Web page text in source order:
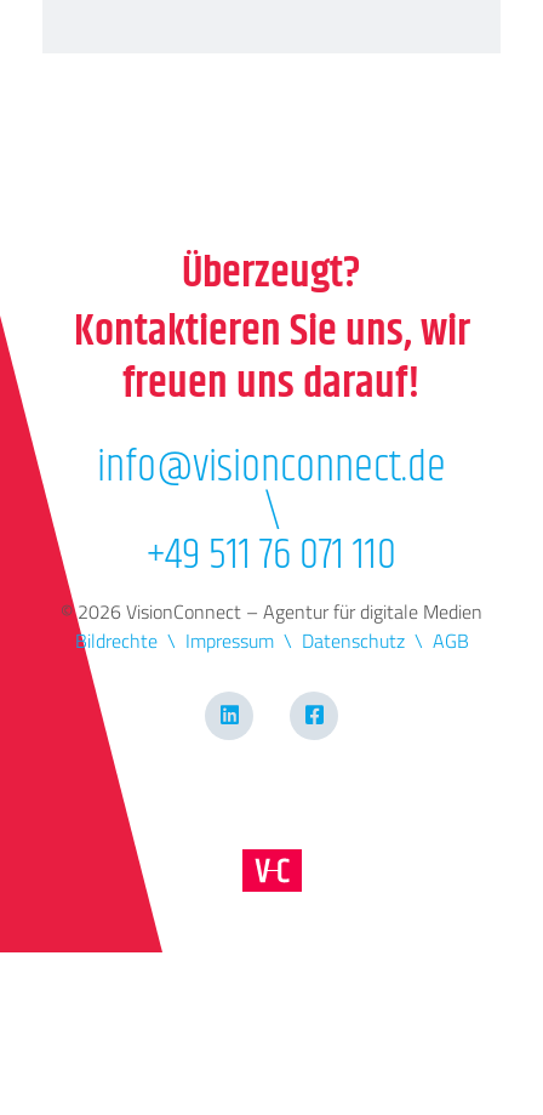
Überzeugt?
Kontaktieren Sie uns, wir
freuen uns darauf!
info@visionconnect.de
\
+49 511 76 071 110
© 2026 VisionConnect – Agentur für digitale Medien
Bildrechte
Impressum Datenschutz AGB
LinkedIn Facebook